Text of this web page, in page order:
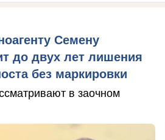
Семену
до двух лет лишения
без маркировки
в заочном